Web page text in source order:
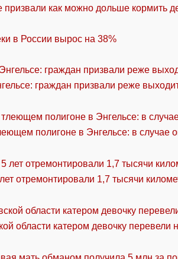
призвали как можно дольше кормить
в России вырос на 38%
граждан призвали реже
полигоне в Энгельсе: в
отремонтировали 1,7 тысячи
области катером девочку перевели